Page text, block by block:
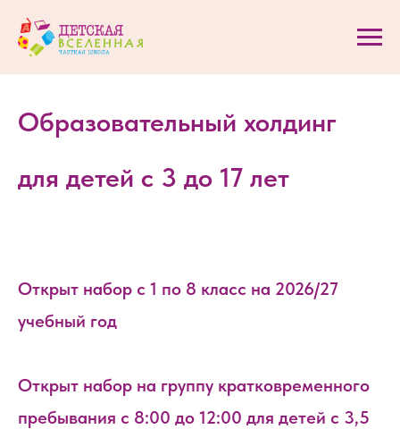
Образовательный холдинг
для детей с 3 до 17 лет
Открыт набор с 1 по 8 класс на 2026/27
учебный год
Открыт набор на группу кратковременного
пребывания с 8:00 до 12:00 для детей с 3,5